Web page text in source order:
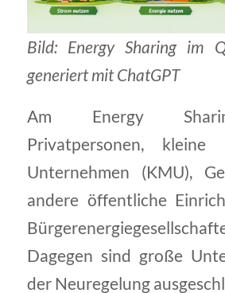
Bild: Energy Sharing im
generiert mit ChatGPT
Am Energy
Privatpersonen,
Unternehmen (KMU),
andere öffentliche
Dagegen sind große
der Neuregelung